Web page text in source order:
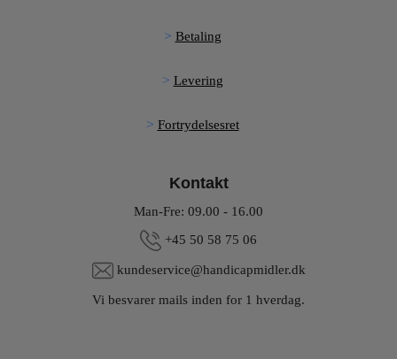
Betaling
Levering
Fortrydelsesret
Kontakt
Man-Fre: 09.00 - 16.00
+45 50 58 75 06
kundeservice@handicapmidler.dk
Vi besvarer mails inden for 1 hverdag.